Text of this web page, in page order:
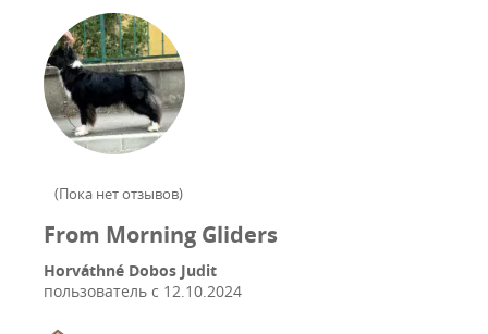
(Пока нет отзывов)
From Morning Gliders
Horváthné Dobos Judit
пользователь с 12.10.2024